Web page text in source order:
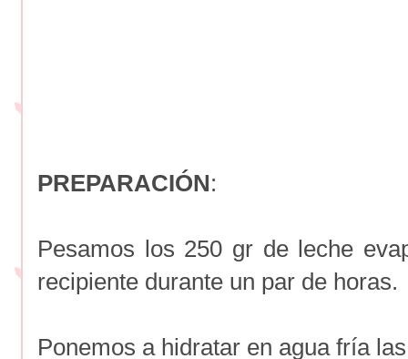
PREPARACIÓN:
Pesamos los 250 gr de leche
recipiente durante un par de horas.
Ponemos a hidratar en agua fría